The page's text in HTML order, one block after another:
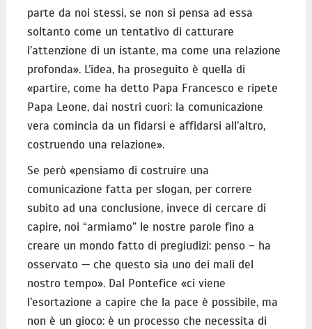
parte da noi stessi, se non si pensa ad essa
soltanto come un tentativo di catturare
l’attenzione di un istante, ma come una relazione
profonda». L’idea, ha proseguito è quella di
«partire, come ha detto Papa Francesco e ripete
Papa Leone, dai nostri cuori: la comunicazione
vera comincia da un fidarsi e affidarsi all’altro,
costruendo una relazione».
Se però «pensiamo di costruire una
comunicazione fatta per slogan, per correre
subito ad una conclusione, invece di cercare di
capire, noi “armiamo” le nostre parole fino a
creare un mondo fatto di pregiudizi: penso – ha
osservato — che questo sia uno dei mali del
nostro tempo». Dal Pontefice «ci viene
l’esortazione a capire che la pace è possibile, ma
non è un gioco: è un processo che necessita di